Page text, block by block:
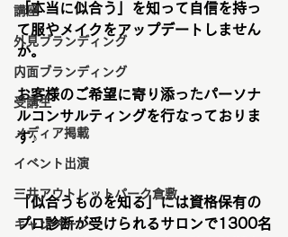
講座
外見ブランディング
内面ブランディング
受講生
メディア掲載
イベント出演
三井アウトレットパーク倉敷
キャンペーン
「本当に似合う」を知って自信を持っ
て服やメイクをアップデートしません
か。
お客様のご希望に寄り添ったパーソナ
ルコンサルティングを行なっておりま
す♪
「似合うものを知る」には資格保有の
プロ診断が受けられるサロンで1300名